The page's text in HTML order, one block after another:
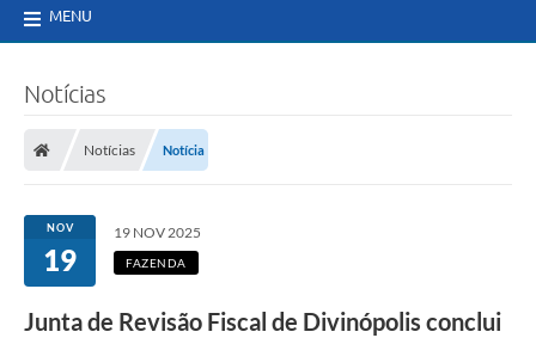
MENU
Notícias
Notícias Notícia
NOV
19
19 NOV 2025
FAZENDA
Junta de Revisão Fiscal de Divinópolis conclui